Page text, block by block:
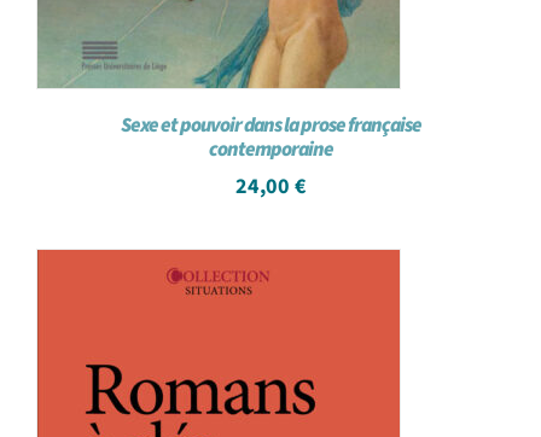
Sexe et pouvoir dans la prose française
contemporaine
24,00 €